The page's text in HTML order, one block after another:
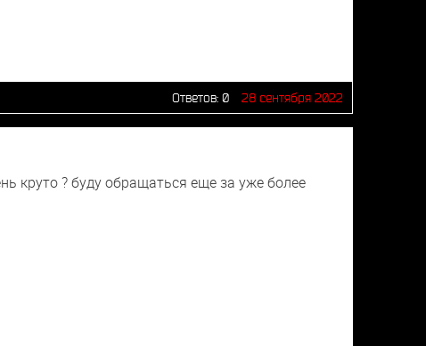
Ответов: 0 28 сентября 2022
круто ? буду обращаться еще за уже более